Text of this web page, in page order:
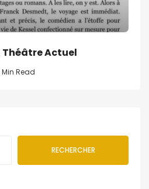
Théâtre Actuel
Min Read
RECHERCHER